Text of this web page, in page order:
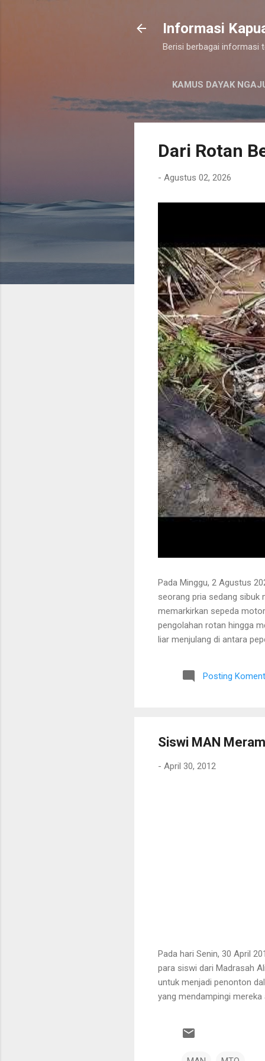
Informasi
Berisi berbagai informasi
KAMUS DAYAK
Dari Rotan
- Agustus 02, 2026
Pada Minggu, 2 Agustus
seorang pria sedang sibuk
memarkirkan sepeda
pengolahan rotan hingga
liar menjulang di antara
Tanaman itu diperkirakan
untuk ditarik dan dipanen.
Posting
Siswi MAN
- April 30, 2012
Pada hari Senin, 30 April
para siswi dari Madrasah
untuk menjadi penonton
yang mendampingi mereka